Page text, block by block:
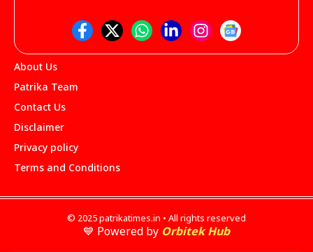
About Us
Patrika Team
Contact Us
Disclaimer
Privacy policy
Terms and Conditions
© 2025 patrikatimes.in • All rights reserved
💙 Powered by Orbitek Hub